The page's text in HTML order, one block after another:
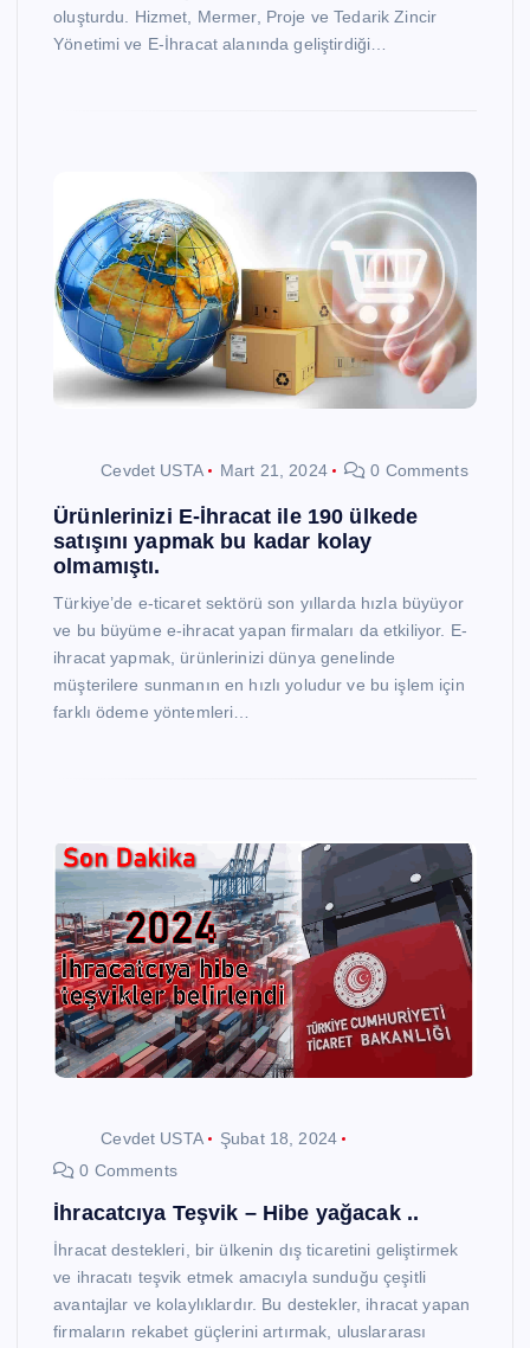
oluşturdu. Hizmet, Mermer, Proje ve Tedarik Zincir
Yönetimi ve E-İhracat alanında geliştirdiği…
Cevdet USTA Mart 21, 2024 0 Comments
Ürünlerinizi E-İhracat ile 190 ülkede
satışını yapmak bu kadar kolay
olmamıştı.
Türkiye’de e-ticaret sektörü son yıllarda hızla büyüyor
ve bu büyüme e-ihracat yapan firmaları da etkiliyor. E-
ihracat yapmak, ürünlerinizi dünya genelinde
müşterilere sunmanın en hızlı yoludur ve bu işlem için
farklı ödeme yöntemleri…
Cevdet USTA
Şubat 18, 2024
0 Comments
İhracatcıya Teşvik – Hibe yağacak ..
İhracat destekleri, bir ülkenin dış ticaretini geliştirmek
ve ihracatı teşvik etmek amacıyla sunduğu çeşitli
avantajlar ve kolaylıklardır. Bu destekler, ihracat yapan
firmaların rekabet güçlerini artırmak, uluslararası